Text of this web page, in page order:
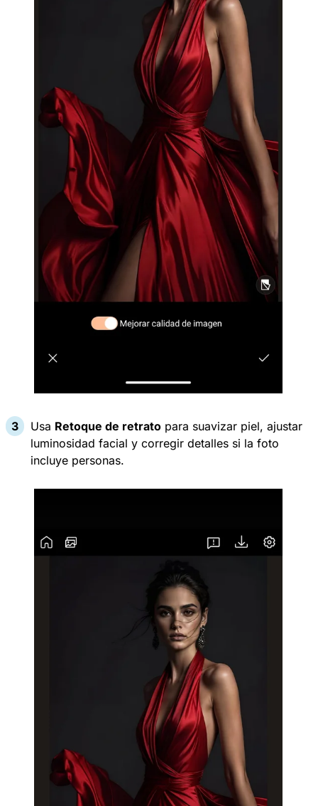
Usa Retoque de retrato para suavizar piel, ajustar
luminosidad facial y corregir detalles si la foto
incluye personas.